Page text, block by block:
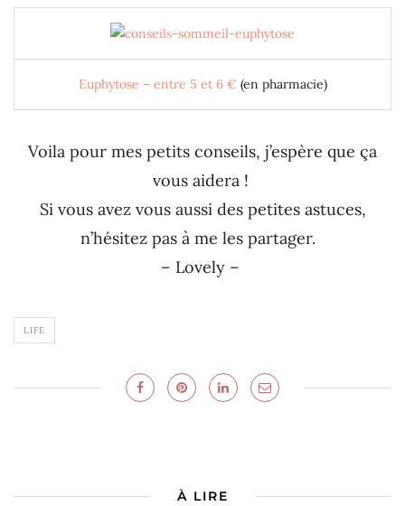
Euphytose – entre 5 et 6 € (en pharmacie)
Voila pour mes petits conseils, j’espère que ça
vous aidera !
Si vous avez vous aussi des petites astuces,
n’hésitez pas à me les partager.
– Lovely –
LIFE
À LIRE